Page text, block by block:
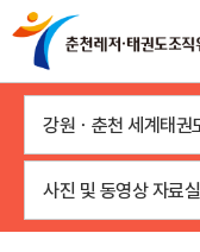
강원ㆍ춘천 세계태권
사진 및 동영상 자료실